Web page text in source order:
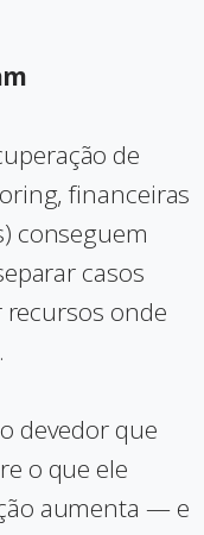
de
financeiras
conseguem
casos
recursos onde
devedor que
o que ele
aumenta — e